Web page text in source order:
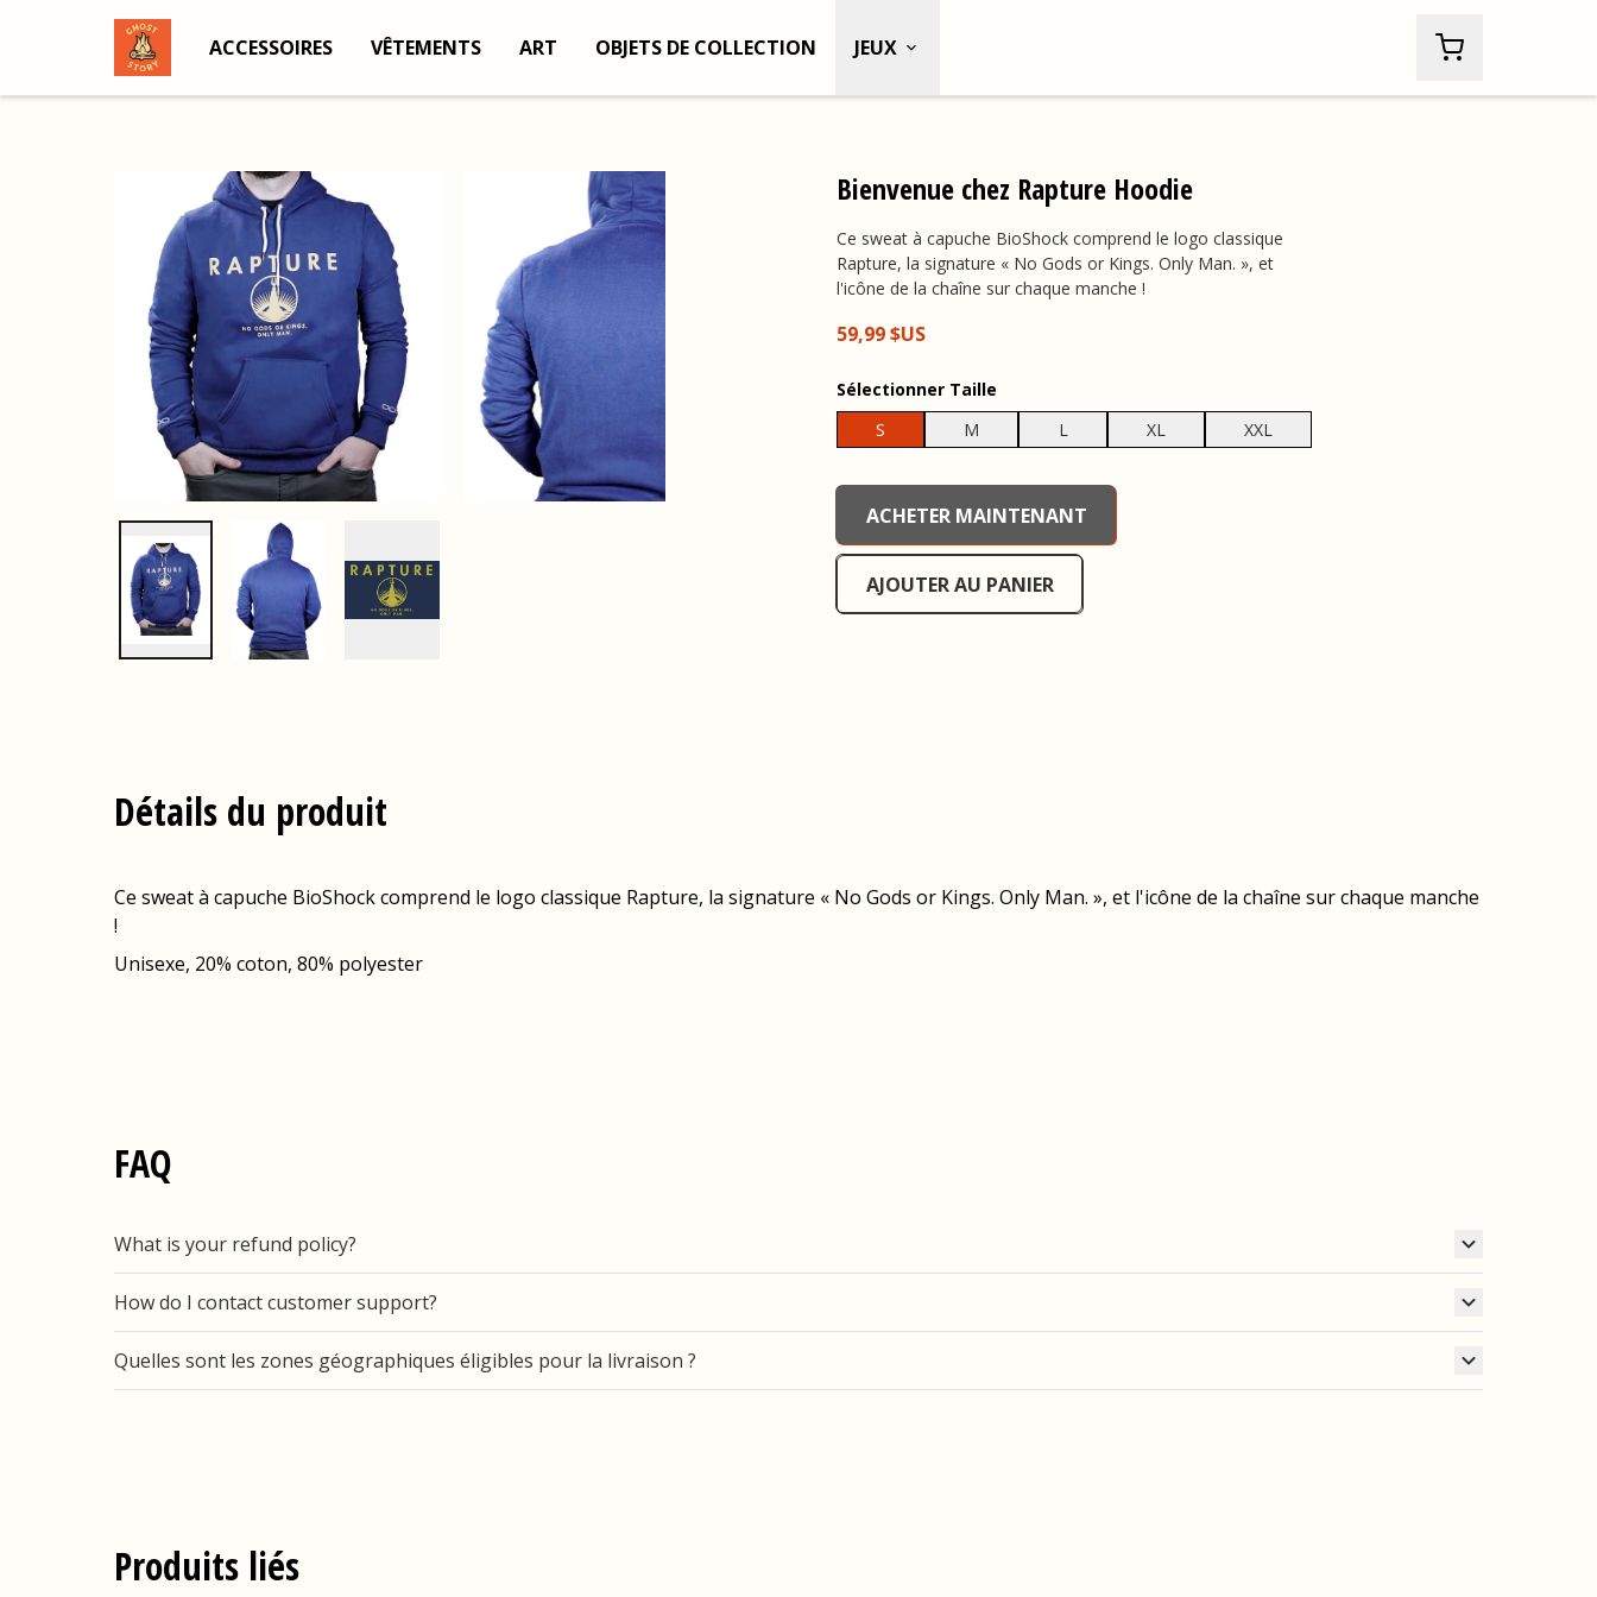
ACCESSOIRES VÊTEMENTS ART OBJETS DE COLLECTION JEUX
Bienvenue chez Rapture Hoodie
Ce sweat à capuche BioShock comprend le logo classique
Rapture, la signature « No Gods or Kings. Only Man. », et
l'icône de la chaîne sur chaque manche !
59,99 $US
Sélectionner Taille
S
M L XL XXL
ACHETER MAINTENANT
AJOUTER AU PANIER
undefined, , 0,00 $US
Détails du produit
Ce sweat à capuche BioShock comprend le logo classique Rapture, la signature « No Gods or Kings. Only Man. », et l'icône de la chaîne sur chaque manche
!
Unisexe, 20% coton, 80% polyester
FAQ
What is your refund policy?
How do I contact customer support?
Quelles sont les zones géographiques éligibles pour la livraison ?
Produits liés